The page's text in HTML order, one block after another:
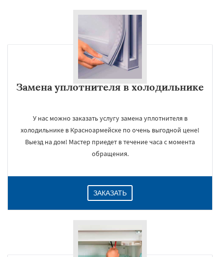
Замена уплотнителя в холодильнике
У нас можно заказать услугу замена уплотнителя в
холодильнике в Красноармейске по очень выгодной цене!
Выезд на дом! Мастер приедет в течение часа с момента
обращения.
ЗАКАЗАТЬ